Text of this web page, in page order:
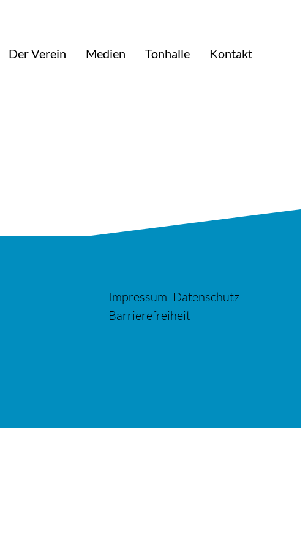
Der Verein Medien Tonhalle
Kontakt
Impressum Datenschutz
Barrierefreiheit